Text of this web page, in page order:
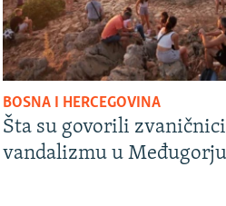
BOSNA I HERCEGOVINA
Šta su govorili
vandalizmu u